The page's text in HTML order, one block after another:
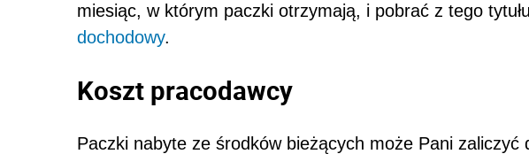
miesiąc, w którym paczki otrzymają, i pobrać z tego
dochodowy.
Koszt pracodawcy
Paczki nabyte ze środków bieżących może Pani zaliczyć